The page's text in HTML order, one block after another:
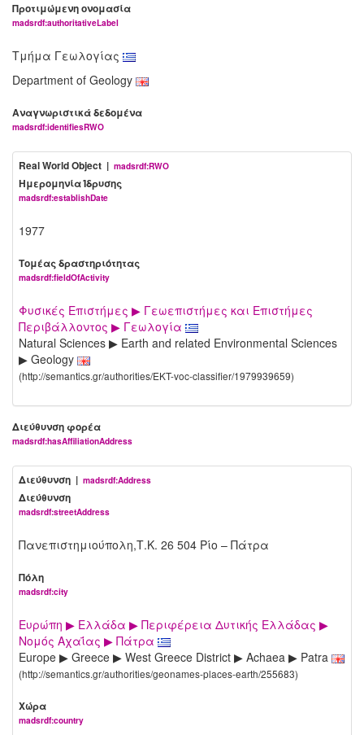
Προτιμώμενη ονομασία
madsrdf:authoritativeLabel
Τμήμα Γεωλογίας
Department of Geology
Αναγνωριστικά δεδομένα
madsrdf:identifiesRWO
Real World Object | madsrdf:RWO
Ημερομηνία Ίδρυσης
madsrdf:establishDate
1977
Τομέας δραστηριότητας
madsrdf:fieldOfActivity
Φυσικές Επιστήμες ▶ Γεωεπιστήμες και Επιστήμες
Περιβάλλοντος ▶ Γεωλογία
Natural Sciences ▶ Earth and related Environmental Sciences
▶ Geology
(http://semantics.gr/authorities/EKT-voc-classifier/1979939659)
Διεύθυνση φορέα
madsrdf:hasAffiliationAddress
Διεύθυνση | madsrdf:Address
Διεύθυνση
madsrdf:streetAddress
Πανεπιστημιούπολη,Τ.Κ. 26 504 Ρίο – Πάτρα
Πόλη
madsrdf:city
Ευρώπη ▶ Ελλάδα ▶ Περιφέρεια Δυτικής Ελλάδας ▶
Νομός Αχαΐας ▶ Πάτρα
Europe ▶ Greece ▶ West Greece District ▶ Achaea ▶ Patra
(http://semantics.gr/authorities/geonames-places-earth/255683)
Χώρα
madsrdf:country